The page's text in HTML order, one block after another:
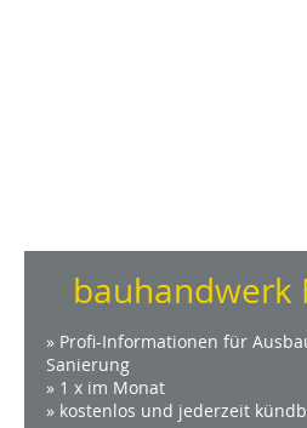
bauhandwerk
» Profi-Informationen für
Sanierung
» 1 x im Monat
» kostenlos und jederzeit